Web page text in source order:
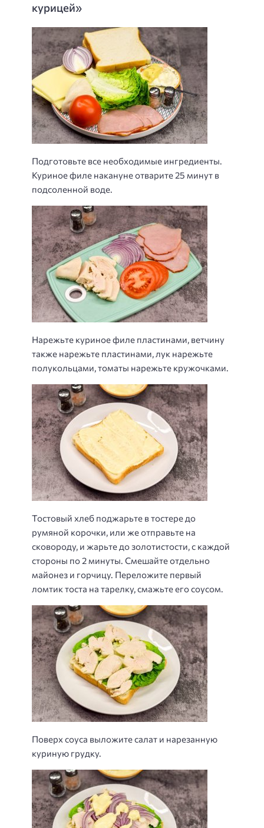
курицей»
Подготовьте все необходимые ингредиенты.
Куриное филе накануне отварите 25 минут в
подсоленной воде.
Нарежьте куриное филе пластинами, ветчину
также нарежьте пластинами, лук нарежьте
полукольцами, томаты нарежьте кружочками.
Тостовый хлеб поджарьте в тостере до
румяной корочки, или же отправьте на
сковороду, и жарьте до золотистости, с каждой
стороны по 2 минуты. Смешайте отдельно
майонез и горчицу. Переложите первый
ломтик тоста на тарелку, смажьте его соусом.
Поверх соуса выложите салат и нарезанную
куриную грудку.